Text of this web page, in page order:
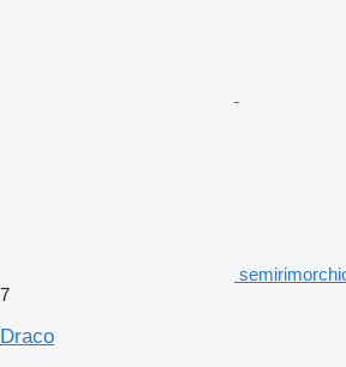
7
Draco